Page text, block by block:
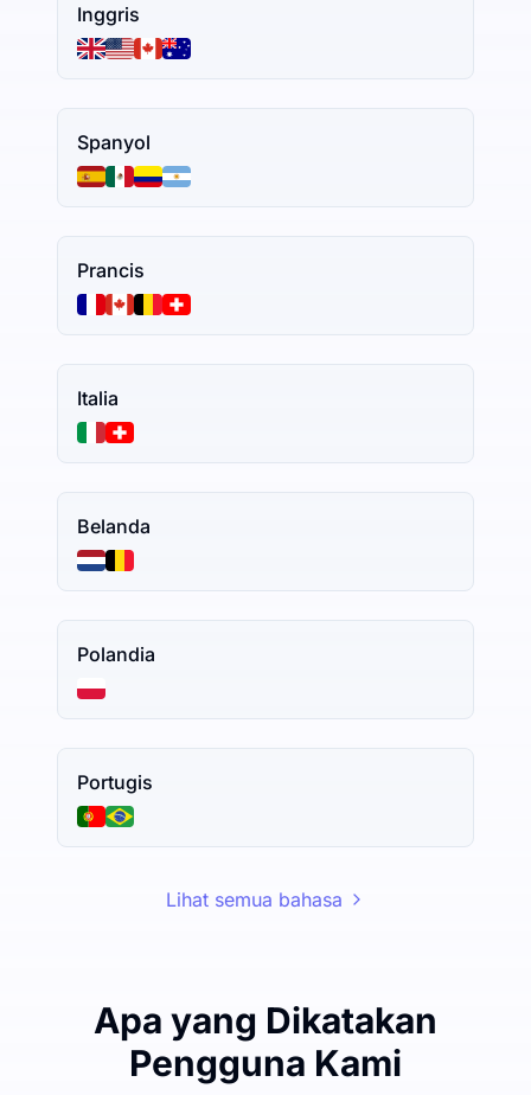
Inggris
Spanyol
Prancis
Italia
Belanda
Polandia
Portugis
Lihat semua bahasa
Apa yang Dikatakan
Pengguna Kami